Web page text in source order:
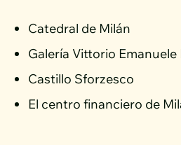
Catedral de Milán
Galería Vittorio Emanuele
Castillo Sforzesco
El centro financiero de